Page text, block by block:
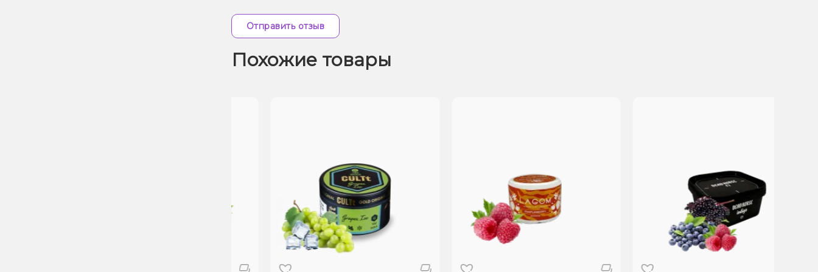
Отправить отзыв
Похожие товары